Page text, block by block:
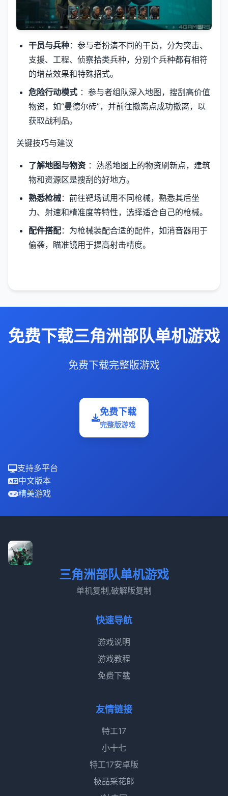
干员与兵种：参与者扮演不同的干员，分为突击、
支援、工程、侦察拾类兵种，分别个兵种都有相符
的增益效果和特殊招式。
危险行动模式 ：参与者组队深入地图，搜刮高价值
物资，如“曼德尔砖”，并前往撤离点成功撤离，以
获取战利品。
关键技巧与建议
了解地图与物资 ：熟悉地图上的物资刷新点，建筑
物和资源区是搜刮的好地方。
熟悉枪械：前往靶场试用不同枪械，熟悉其后坐
力、射速和精准度等特性，选择适合自己的枪械。
配件搭配：为枪械装配合适的配件，如消音器用于
偷袭，瞄准镜用于提高射击精度。
免费下载三角洲部队单机游戏
免费下载完整版游戏
免费下载
完整版游戏
支持多平台
中文版本
精美游戏
三角洲部队单机游戏
单机复制,破解版复制
快速导航
游戏说明
游戏教程
免费下载
友情链接
特工17
小十七
特工17安卓版
极品采花郎